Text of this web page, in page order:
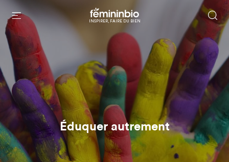
INSPIRER, FAIRE DU BIEN
Éduquer autrement